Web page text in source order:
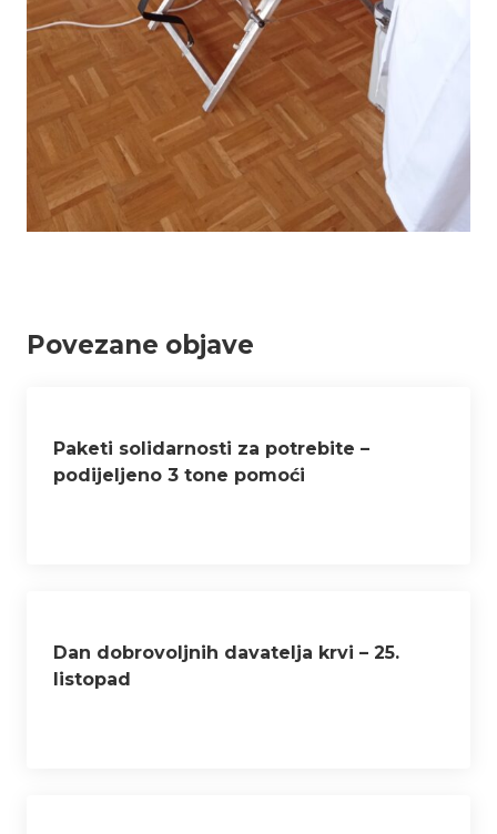
Povezane objave
Paketi solidarnosti za potrebite –
podijeljeno 3 tone pomoći
Dan dobrovoljnih davatelja krvi – 25.
listopad